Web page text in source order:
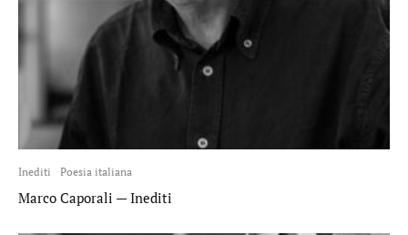
Inediti Poesia italiana
Marco Caporali — Inediti